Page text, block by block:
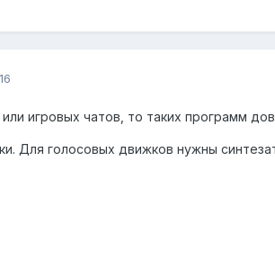
игровых чатов, то таких программ
Для голосовых движков нужны